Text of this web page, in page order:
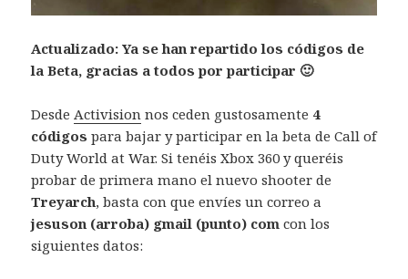
Actualizado: Ya se han repartido los códigos de
la Beta, gracias a todos por participar 🙂
DesdeActivision nos ceden gustosamente 4
códigos para bajar y participar en la beta de Call of
Duty World at War. Si tenéis Xbox 360 y queréis
probar de primera mano el nuevo shooter de
Treyarch, basta con que envíes un correo a
jesuson (arroba) gmail (punto) com con los
siguientes datos: